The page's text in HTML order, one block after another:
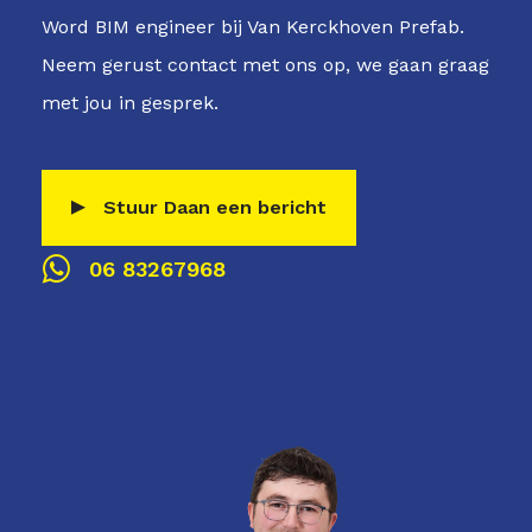
Word BIM engineer bij Van Kerckhoven Prefab.
Neem gerust contact met ons op, we gaan graag
met jou in gesprek.
Stuur Daan een bericht
06 83267968